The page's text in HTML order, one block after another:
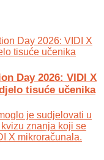
Day 2026: VIDI X
tisuće učenika
je sudjelovati u
znanja koji se
X mikroračunala.